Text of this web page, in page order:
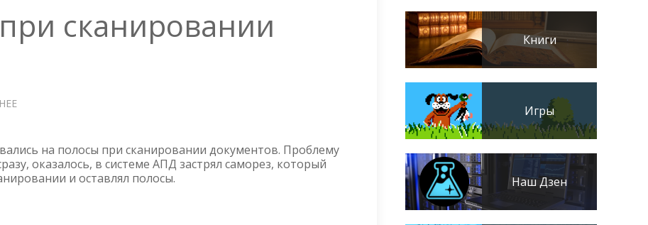
сканировании
ПОЛОСА
ПРИ
СКАНИРОВАНИИ
на полосы при сканировании документов. Проблему
оказалось, в системе АПД застрял саморез, который
и оставлял полосы.
Книги
Игры
Наш Дзен